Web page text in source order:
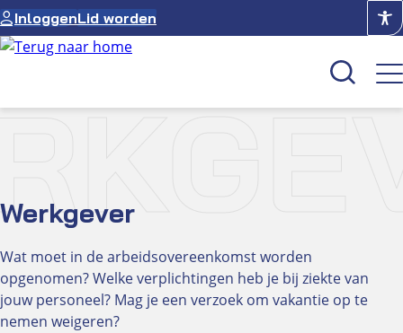
Ga
naar
de
InloggenLid worden
Over NUVO
Oculus
Optiekcentrum
Werkgever
Wat moet in de arbeidsovereenkomst worden
opgenomen? Welke verplichtingen heb je bij ziekte van
jouw personeel? Mag je een verzoek om vakantie op te
nemen weigeren?